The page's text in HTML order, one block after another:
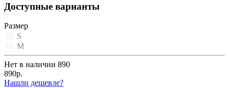
Доступные варианты
Размер
S
M
Нет в наличии 890
890р.
Нашли дешевле?